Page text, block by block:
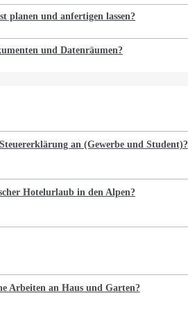
und anfertigen lassen?
und Datenräumen?
an (Gewerbe und Student)?
Hotelurlaub in den Alpen?
Arbeiten an Haus und Garten?